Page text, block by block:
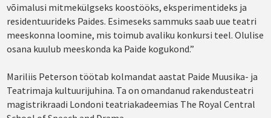
võimalusi mitmekülgseks koostööks, eksperimentideks ja
residentuurideks Paides. Esimeseks sammuks saab uue teatri
meeskonna loomine, mis toimub avaliku konkursi teel. Olulise
osana kuulub meeskonda ka Paide kogukond.”
Mariliis Peterson töötab kolmandat aastat Paide Muusika- ja
Teatrimaja kultuurijuhina. Ta on omandanud rakendusteatri
magistrikraadi Londoni teatriakadeemias The Royal Central